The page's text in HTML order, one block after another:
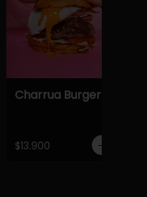
Charrua Burger
$13.900